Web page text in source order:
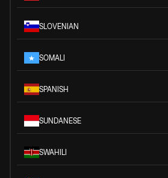
SLOVENIAN
SOMALI
SPANISH
SUNDANESE
SWAHILI